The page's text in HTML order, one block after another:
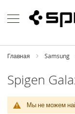
to
Content
h
o
i
P
h
Главная Samsung
Spigen
Мы не можем